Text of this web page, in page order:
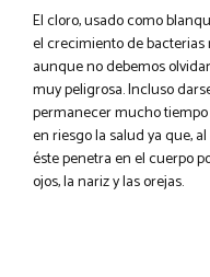
El cloro, usado como
el crecimiento de bacterias
aunque no debemos
muy peligrosa. Incluso
permanecer mucho
en riesgo la salud ya que,
éste penetra en el cuerpo
ojos, la nariz y las orejas.